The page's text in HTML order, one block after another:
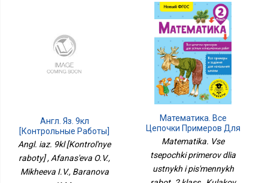
Англ. Яз. 9кл
[Контрольные Работы]
Angl. iaz. 9kl [Kontrol'nye
raboty] , Afanas'eva O.V.,
Mikheeva I.V., Baranova
Математика. Все
Цепочки Примеров Для
Устных И Письменных
Работ. 2 Класс
Matematika. Vse
tsepochki primerov dlia
ustnykh i pis'mennykh